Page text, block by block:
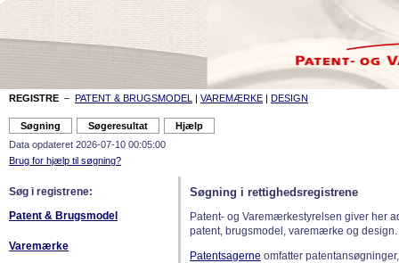
REGISTRE – PATENT & BRUGSMODEL | VAREMÆRKE | DESIGN
Data opdateret 2026-07-10 00:05:00
Brug for hjælp til søgning?
Søg i registrene:
Patent & Brugsmodel
Varemærke
Søgning i rettighedsregistrene
Patent- og Varemærkestyrelsen giver her
patent, brugsmodel, varemærke og design.
Patentsagerne omfatter